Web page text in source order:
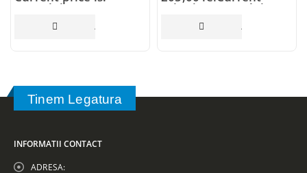
75,00 lei.
ADAUGĂ ÎN COȘ
price is: 205,00 lei.
ADAUGĂ ÎN COȘ
Tinem Legatura
INFORMATII CONTACT
ADRESA: